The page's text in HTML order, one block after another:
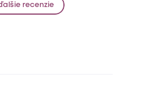
recenzie